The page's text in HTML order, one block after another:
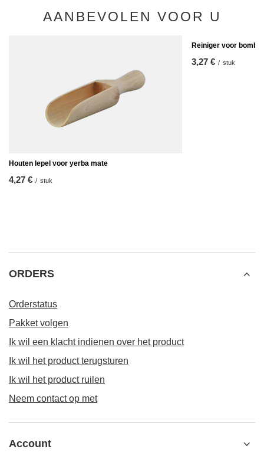
AANBEVOLEN VOOR U
Houten lepel voor yerba mate
4,27 € / stuk
Reiniger voor
3,27 € / stuk
ORDERS
Orderstatus
Pakket volgen
Ik wil een klacht indienen over het product
Ik wil het product terugsturen
Ik wil het product ruilen
Neem contact op met
Account